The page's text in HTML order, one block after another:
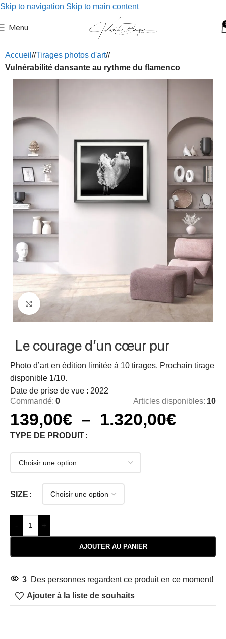
Skip to navigation Skip to main content
Menu
Accueil / Tirages photos d'art/
Vulnérabilité dansante au rythme du flamenco
Click to enlarge
Le courage d’un cœur pur
Photo d’art en édition limitée à 10 tirages. Prochain tirage
disponible 1/10.
Date de prise de vue : 2022
Commandé: 0 Articles disponibles: 10
139,00€ – 1.320,00€
TYPE DE PRODUIT
SIZE
- +
AJOUTER AU PANIER
3 Des personnes regardent ce produit en ce moment!
Ajouter à la liste de souhaits